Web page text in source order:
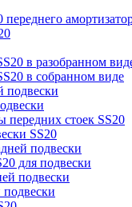
в разобранном
в собранном виде
подвески
стоек SS20
SS20
подвески
для подвески
подвески